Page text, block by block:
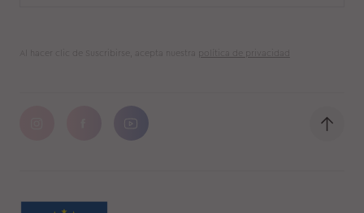
Al hacer clic de Suscribirse, acepta nuestra política de privacidad